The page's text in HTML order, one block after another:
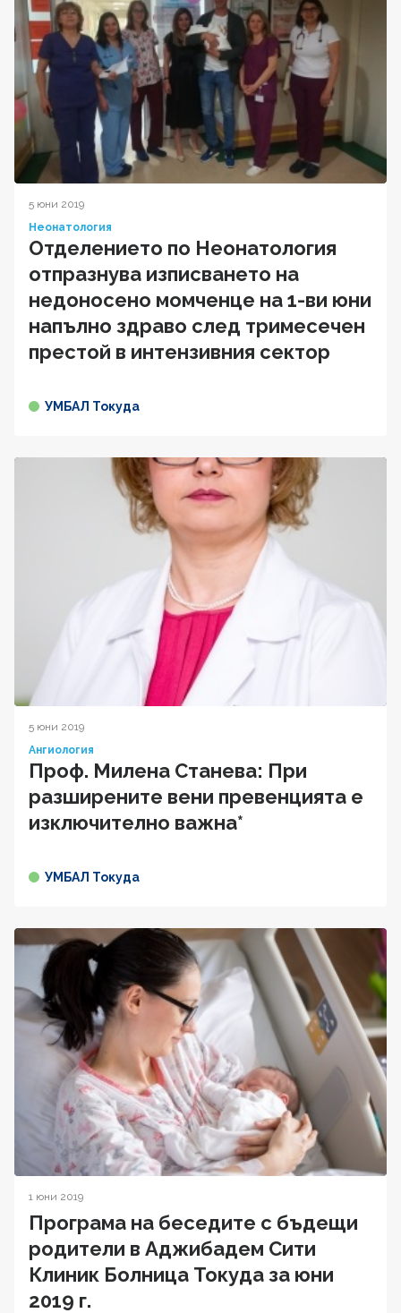
5 юни 2019
Неонатология
Отделението по Неонатология
отпразнува изписването на
недоносено момченце на 1-ви юни
напълно здраво след тримесечен
престой в интензивния сектор
УМБАЛ Токуда
5 юни 2019
Ангиология
Проф. Милена Станева: При
разширените вени превенцията е
изключително важна*
УМБАЛ Токуда
1 юни 2019
Програма на беседите с бъдещи
родители в Аджибадем Сити
Клиник Болница Токуда за юни
2019 г.